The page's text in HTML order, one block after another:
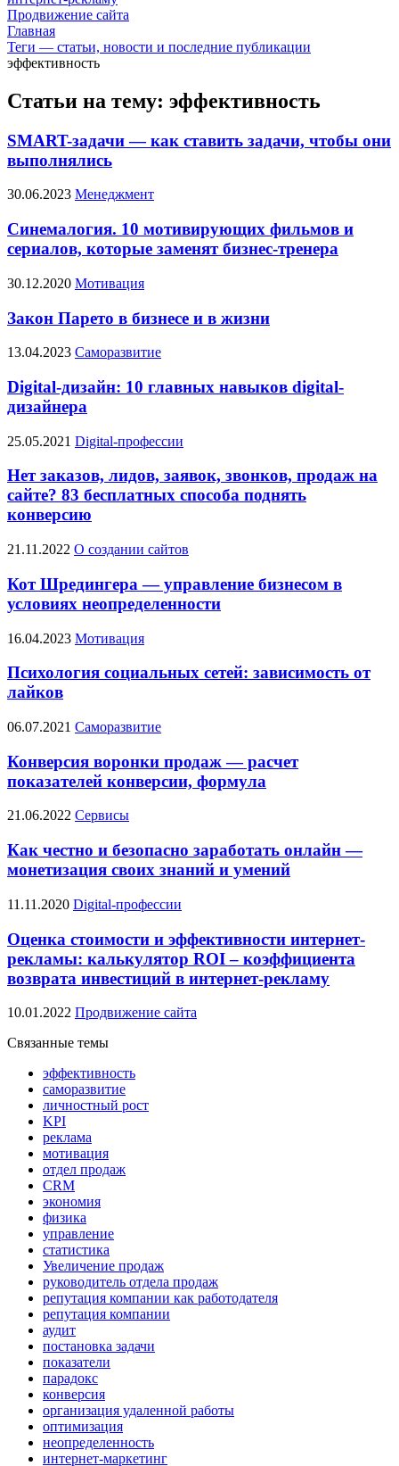
Продвижение сайта
Главная
Теги — статьи, новости и последние публикации
эффективность
Статьи на тему: эффективность
SMART-задачи — как ставить задачи, чтобы они
выполнялись
30.06.2023 Менеджмент
Синемалогия. 10 мотивирующих фильмов и
сериалов, которые заменят бизнес-тренера
30.12.2020 Мотивация
Закон Парето в бизнесе и в жизни
13.04.2023 Саморазвитие
Digital-дизайн: 10 главных навыков digital-
дизайнера
25.05.2021 Digital-профессии
Нет заказов, лидов, заявок, звонков, продаж на
сайте? 83 бесплатных способа поднять
конверсию
21.11.2022 О создании сайтов
Кот Шредингера — управление бизнесом в
условиях неопределенности
16.04.2023 Мотивация
Психология социальных сетей: зависимость от
лайков
06.07.2021 Саморазвитие
Конверсия воронки продаж — расчет
показателей конверсии, формула
21.06.2022 Сервисы
Как честно и безопасно заработать онлайн —
монетизация своих знаний и умений
11.11.2020 Digital-профессии
Оценка стоимости и эффективности интернет-
рекламы: калькулятор ROI – коэффициента
возврата инвестиций в интернет-рекламу
10.01.2022 Продвижение сайта
Связанные темы
эффективность
саморазвитие
личностный рост
KPI
реклама
мотивация
отдел продаж
CRM
экономия
физика
управление
статистика
Увеличение продаж
руководитель отдела продаж
репутация компании как работодателя
репутация компании
аудит
постановка задачи
показатели
парадокс
конверсия
организация удаленной работы
оптимизация
неопределенность
интернет-маркетинг